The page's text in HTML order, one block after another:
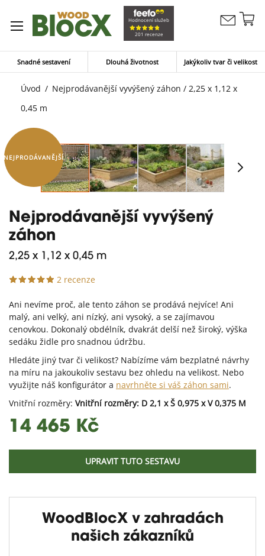
Hodnocení služeb
201 recenze
Kontaktujte
Snadné sestavení Dlouhá životnost Jakýkoliv tvar či velikost
Úvod
Nejprodávanější vyvýšený záhon / 2,25 x 1,12 x
0,45 m
Nejprodávanější vyvýšený
záhon
2,25 x 1,12 x 0,45 m
2 recenze
Ani nevíme proč, ale tento záhon se prodává nejvíce! Ani
malý, ani velký, ani nízký, ani vysoký, a se zajímavou
cenovkou. Dokonalý obdélník, dvakrát delší než široký, výška
sedáku židle pro snadnou údržbu.
Hledáte jiný tvar či velikost? Nabízíme vám bezplatné návrhy
na míru na jakoukoliv sestavu bez ohledu na velikost. Nebo
využijte náš konfigurátor a navrhněte si váš záhon sami.
Vnitřní rozměry: Vnitřní rozměry: D 2,1 x Š 0,975 x V 0,375 M
14 465 Kč
UPRAVIT TUTO SESTAVU
WoodBlocX v zahradách
našich zákazníků
NEJPRODÁVANĚJŠÍ